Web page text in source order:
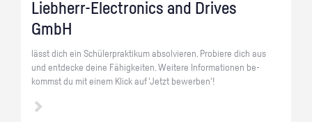
Lieb­herr-Elec­tro­nics and Dri­ves
GmbH
lässt dich ein Schü­ler­prak­ti­kum ab­sol­vie­ren. Pro­bie­re dich aus
und ent­de­cke deine Fä­hig­kei­ten. Wei­te­re In­for­ma­tio­nen be­
kommst du mit einem Klick auf 'Jetzt be­wer­ben'!